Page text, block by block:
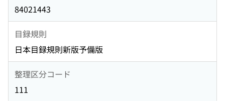
84021443
目録規則
日本目録規則新版予備版
整理区分コード
111